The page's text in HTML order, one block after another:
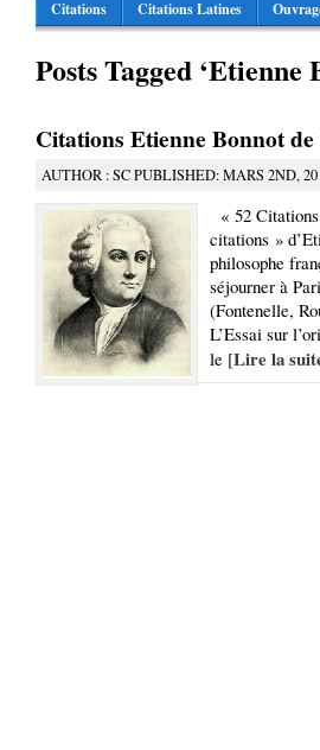
Citations Citations Latines
Posts Tagged
Citations Etienne Bonnot
AUTHOR : SC PUBLISHED: MARS 2ND,
« 52
citations »
philosophe
séjourner à
(Fontenelle,
L’Essai sur
le [Lire la